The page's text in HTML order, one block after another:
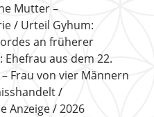
Mutter –
Urteil Gyhum:
an früherer
aus dem 22.
– Frau von vier Männern
Anzeige
2026